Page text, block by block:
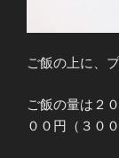
ご飯の上に、
ご飯の量は２
００円（３０